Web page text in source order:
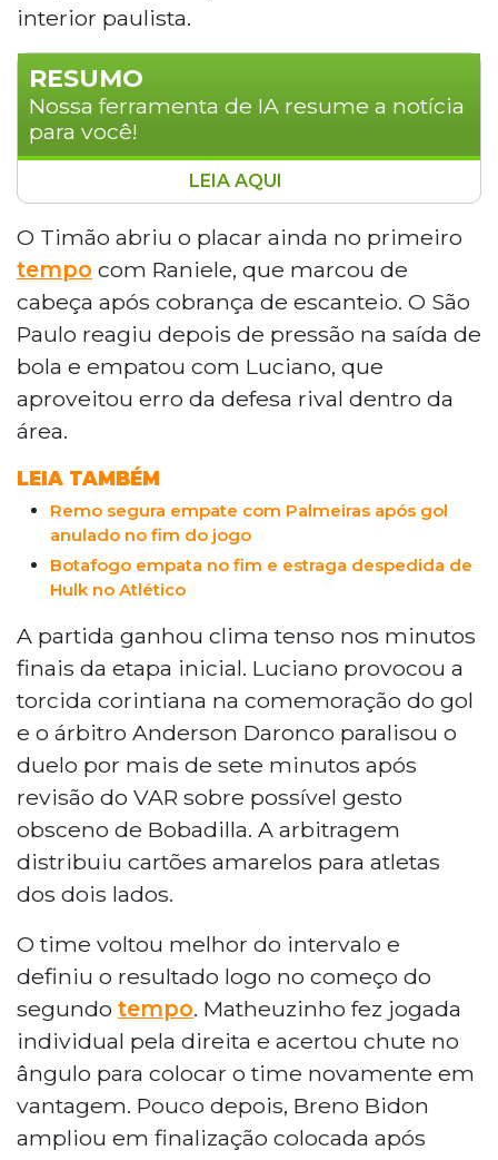
interior paulista.
RESUMO
Nossa ferramenta de IA resume a notícia
para você!
Corinthians venceu o São Paulo por 3 a 2
na Neo Química Arena pela 15ª rodada do
Brasileirão, com gols de Raniele,
Matheuzinho e Breno Bidon. O clássico
teve confusão, revisão do VAR e gol
contra. O Timão chegou a 18 pontos,
enquanto o Tricolor permaneceu com 24.
Neymar marcou na vitória do Santos
Belmiro, tirando o Peixe do Z-4. Mirassol e
Chapecoense empataram em 1 a 1.
LEIA AQUI
O Timão abriu o placar ainda no primeiro
tempo com Raniele, que marcou de
cabeça após cobrança de escanteio. O São
Paulo reagiu depois de pressão na saída de
bola e empatou com Luciano, que
aproveitou erro da defesa rival dentro da
área.
LEIA TAMBÉM
Remo segura empate com Palmeiras após gol
anulado no fim do jogo
Botafogo empata no fim e estraga despedida de
Hulk no Atlético
A partida ganhou clima tenso nos minutos
finais da etapa inicial. Luciano provocou a
torcida corintiana na comemoração do gol
e o árbitro Anderson Daronco paralisou o
duelo por mais de sete minutos após
revisão do VAR sobre possível gesto
obsceno de Bobadilla. A arbitragem
distribuiu cartões amarelos para atletas
dos dois lados.
O time voltou melhor do intervalo e
definiu o resultado logo no começo do
segundo tempo. Matheuzinho fez jogada
individual pela direita e acertou chute no
ângulo para colocar o time novamente em
vantagem. Pouco depois, Breno Bidon
ampliou em finalização colocada após